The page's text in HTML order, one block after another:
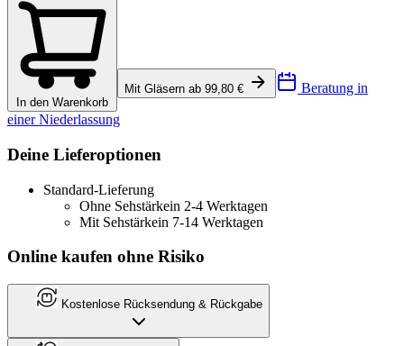
In den Warenkorb
Mit Gläsern ab 99,80 € Beratung in
einer Niederlassung
Deine Lieferoptionen
Standard-Lieferung
Ohne Sehstärkein 2-4 Werktagen
Mit Sehstärkein 7-14 Werktagen
Online kaufen ohne Risiko
Kostenlose Rücksendung & Rückgabe